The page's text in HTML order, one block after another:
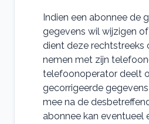
Indien een abonnee de
gegevens wil wijzigen
dient deze
nemen met zijn
telefoonoperator deelt
gecorrigeerde
mee na de
abonnee kan eventueel